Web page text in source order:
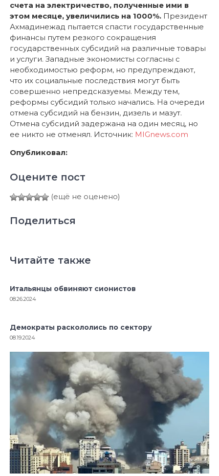
счета на электричество, полученные ими в
этом месяце, увеличились на 1000%. Президент
Ахмадинежад пытается спасти государственные
финансы путем резкого сокращения
государственных субсидий на различные товары
и услуги. Западные экономисты согласны с
необходимостью реформ, но предупреждают,
что их социальные последствия могут быть
совершенно непредсказуемы. Между тем,
реформы субсидий только начались. На очереди
отмена субсидий на бензин, дизель и мазут.
Отмена субсидий задержана на один месяц, но
ее никто не отменял. Источник: MIGnews.com
Опубликовал:
Оцените пост
(ещё не оценено)
Поделиться
Читайте также
Итальянцы обвиняют сионистов
08.26.2024
Демократы раскололись по сектору
08.19.2024